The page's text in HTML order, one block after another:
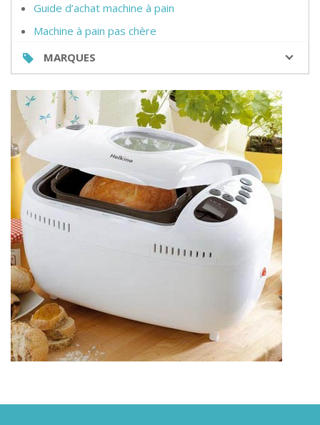
Guide d’achat machine à pain
Machine à pain pas chère
MARQUES